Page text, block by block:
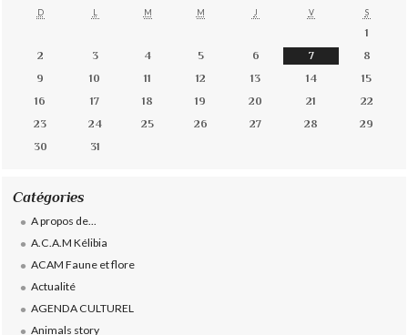
D L M M J V S
1
2
3 4 5 6 7
8
9
10 11 12 13 14
15
16
17 18 19 20 21
22
23
24 25 26 27 28
29
30
31
Catégories
A propos de...
A.C.A.M Kélibia
ACAM Faune et flore
Actualité
AGENDA CULTUREL
Animals story